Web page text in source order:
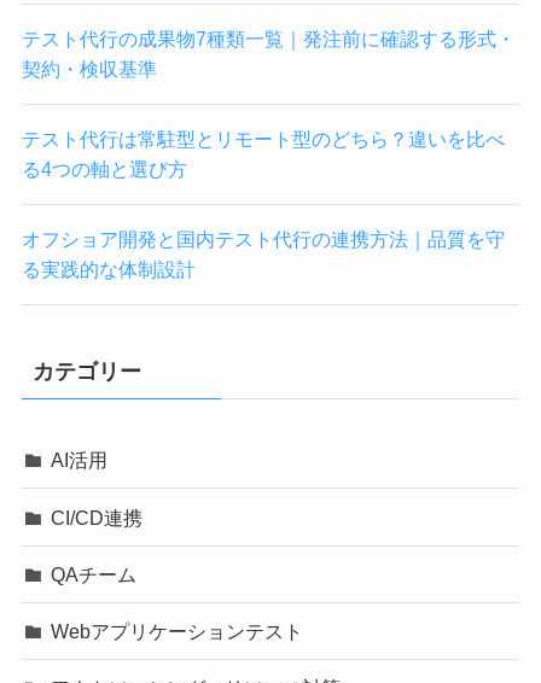
テスト代行の成果物7種類一覧｜発注前に確認する形式・
契約・検収基準
テスト代行は常駐型とリモート型のどちら？違いを比べ
る4つの軸と選び方
オフショア開発と国内テスト代行の連携方法｜品質を守
る実践的な体制設計
カテゴリー
AI活用
CI/CD連携
QAチーム
Webアプリケーションテスト